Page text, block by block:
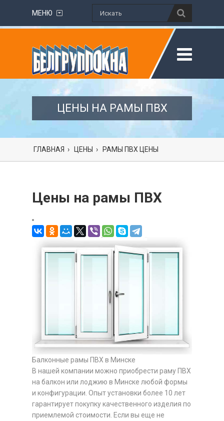
МЕНЮ
ЦЕНЫ НА РАМЫ ПВХ
ГЛАВНАЯ › ЦЕНЫ › РАМЫ ПВХ ЦЕНЫ
Цены на рамы ПВХ
Балконные рамы ПВХ в Минске
В нашей компании можно приобрести раму ПВХ
на балкон или лоджию в Минске любой формы
и конфигурации. Опыт установки более 10 лет
гарантирует покупку качественного изделия по
приемлемой стоимости. Если вы еще не